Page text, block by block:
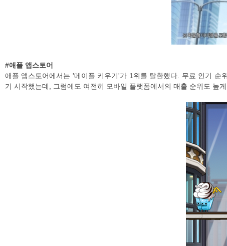
#애플 앱스토어
애플 앱스토어에서는 '메이플 키우기'가 1위를 탈환했다. 무료 인기
기 시작했는데, 그럼에도 여전히 모바일 플랫폼에서의 매출 순위도 높